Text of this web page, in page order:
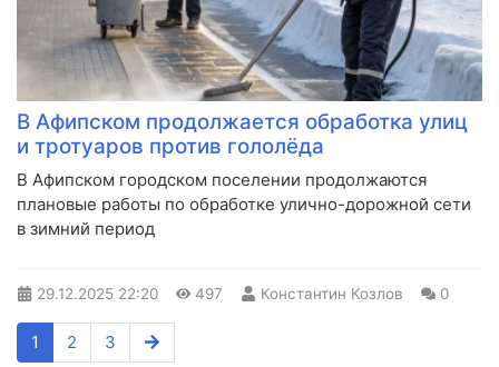
В Афипском продолжается обработка улиц
и тротуаров против гололёда
В Афипском городском поселении продолжаются
плановые работы по обработке улично-дорожной сети
в зимний период
29.12.2025 22:20 497 Константин Козлов 0
1 2 3